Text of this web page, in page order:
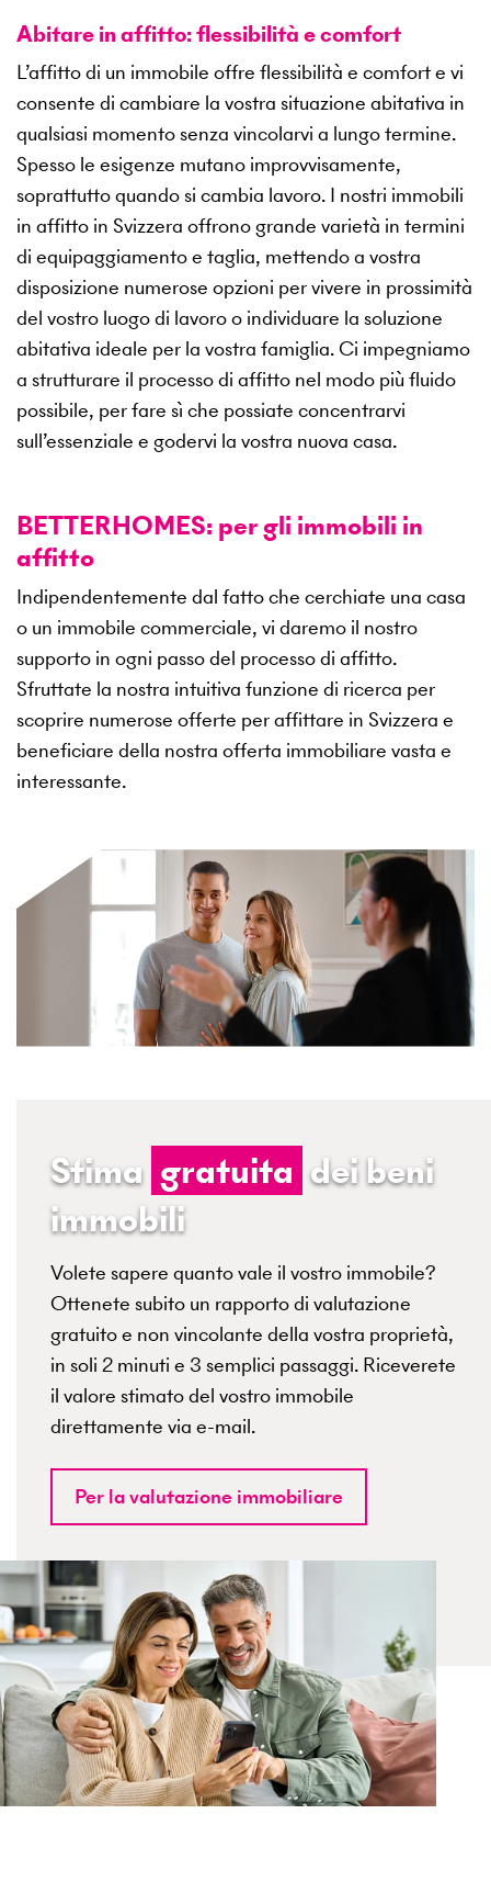
Abitare in affitto: flessibilità e comfort
L’affitto di un immobile offre flessibilità e comfort e vi
consente di cambiare la vostra situazione abitativa in
qualsiasi momento senza vincolarvi a lungo termine.
Spesso le esigenze mutano improvvisamente,
soprattutto quando si cambia lavoro. I nostri immobili
in affitto in Svizzera offrono grande varietà in termini
di equipaggiamento e taglia, mettendo a vostra
disposizione numerose opzioni per vivere in prossimità
del vostro luogo di lavoro o individuare la soluzione
abitativa ideale per la vostra famiglia. Ci impegniamo
a strutturare il processo di affitto nel modo più fluido
possibile, per fare sì che possiate concentrarvi
sull’essenziale e godervi la vostra nuova casa.
BETTERHOMES: per gli immobili in
affitto
Indipendentemente dal fatto che cerchiate una casa
o un immobile commerciale, vi daremo il nostro
supporto in ogni passo del processo di affitto.
Sfruttate la nostra intuitiva funzione di ricerca per
scoprire numerose offerte per affittare in Svizzera e
beneficiare della nostra offerta immobiliare vasta e
interessante.
Stima gratuita dei beni
immobili
Volete sapere quanto vale il vostro immobile?
Ottenete subito un rapporto di valutazione
gratuito e non vincolante della vostra proprietà,
in soli 2 minuti e 3 semplici passaggi. Riceverete
il valore stimato del vostro immobile
direttamente via e-mail.
Per la valutazione immobiliare